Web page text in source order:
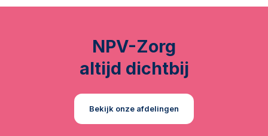
NPV-Zorg
altijd dichtbij
Bekijk onze afdelingen